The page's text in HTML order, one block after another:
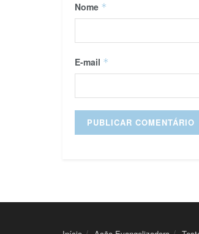
Nome *
E-mail *